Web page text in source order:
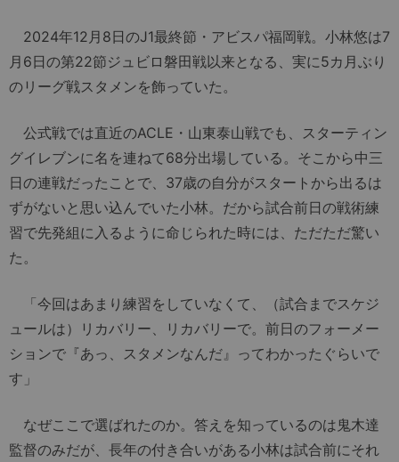
2024年12月8日のJ1最終節・アビスパ福岡戦。小林悠は7
月6日の第22節ジュビロ磐田戦以来となる、実に5カ月ぶり
のリーグ戦スタメンを飾っていた。
公式戦では直近のACLE・山東泰山戦でも、スターティン
グイレブンに名を連ねて68分出場している。そこから中三
日の連戦だったことで、37歳の自分がスタートから出るは
ずがないと思い込んでいた小林。だから試合前日の戦術練
習で先発組に入るように命じられた時には、ただただ驚い
た。
「今回はあまり練習をしていなくて、（試合までスケジ
ュールは）リカバリー、リカバリーで。前日のフォーメー
ションで『あっ、スタメンなんだ』ってわかったぐらいで
す」
なぜここで選ばれたのか。答えを知っているのは鬼木達
監督のみだが、長年の付き合いがある小林は試合前にそれ